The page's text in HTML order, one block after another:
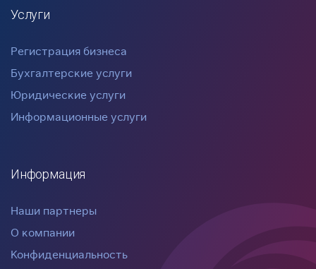
Услуги
Регистрация бизнеса
Бухгалтерские услуги
Юридические услуги
Информационные услуги
Информация
Наши партнеры
О компании
Конфиденциальность